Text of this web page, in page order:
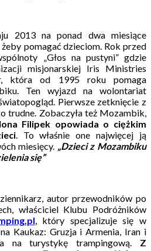
2013 na ponad dwa miesiące
pomagać dzieciom. Rok przed
„Głos na pustyni” gdzie
misjonarskiej Iris Ministries
która od 1995 roku pomaga
Ten wyjazd na wolontariat
Pierwsze zetknięcie z
trudne. Zobaczyła też Mozambik,
Filipek opowiada o ciężkim
. To właśnie one najwięcej ją
miesięcy. „Dzieci z Mozambiku
się”
autor przewodników po
właściciel Klubu Podróżników
, który specjalizuje się w
Kaukaz: Gruzja i Armenia, Iran i
na turystykę trampingową. Z